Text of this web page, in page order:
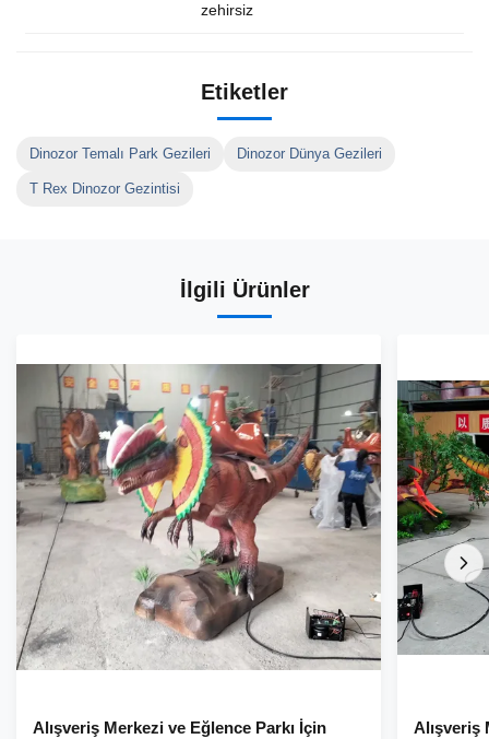
zehirsiz
Etiketler
Dinozor Temalı Park Gezileri Dinozor Dünya Gezileri
T Rex Dinozor Gezintisi
İlgili Ürünler
Alışveriş Merkezi ve Eğlence Parkı İçin
Alışveriş